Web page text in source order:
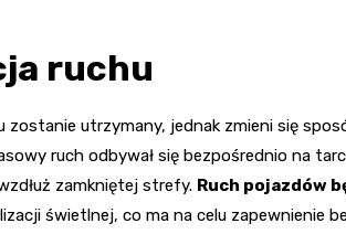
ruchu
zostanie utrzymany, jednak zmieni się
ruch odbywał się bezpośrednio na
zamkniętej strefy. Ruch pojazdów
świetlnej, co ma na celu zapewnienie